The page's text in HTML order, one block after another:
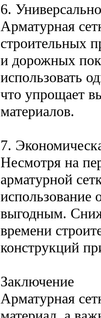
6.
Арматурная
строительных
и дорожных
использовать
что упрощает
материалов.
7.
Несмотря на
арматурной
использование
выгодным.
времени
конструкций
Заключение
Арматурная